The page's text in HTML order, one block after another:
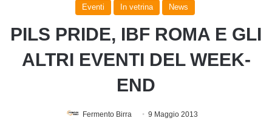
Eventi In vetrina News
PILS PRIDE, IBF ROMA E GLI
ALTRI EVENTI DEL WEEK-
END
Fermento Birra 9 Maggio 2013